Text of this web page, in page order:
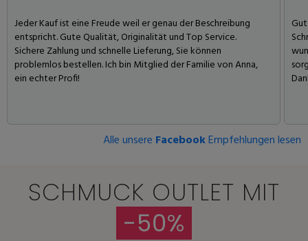
Jeder Kauf ist eine Freude weil er genau der Beschreibung
entspricht. Gute Qualität, Originalität und Top Service.
Sichere Zahlung und schnelle Lieferung, Sie können
problemlos bestellen. Ich bin Mitglied der Familie von Anna,
ein echter Profi!
Alle unsere FacebookEmpfehlungen lesen
SCHMUCK OUTLET MIT
-50%